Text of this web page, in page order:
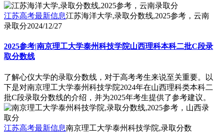
江苏高考最新信息江苏海洋大学,录取分数线,2025参考，云南
录取分2024/12/27
2025参考|南京理工大学泰州科技学院山西理科本科二批C段录
取分数线
了解心仪大学的录取分数线，对于高考考生来说至关重要。以
下是对南京理工大学泰州科技学院2024年在山西理科类本科二
批C段录取分数线的介绍，并为2025年考生提供了参考建议。
江苏高考最新信息南京理工大学泰州科技学院,录取分数